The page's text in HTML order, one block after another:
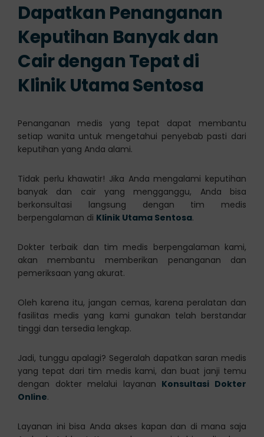
Dapatkan Penanganan
Keputihan Banyak dan
Cair dengan Tepat di
Klinik Utama Sentosa
Penanganan medis yang tepat dapat membantu
setiap wanita untuk mengetahui penyebab pasti dari
keputihan yang Anda alami.
Tidak perlu khawatir! Jika Anda mengalami keputihan
banyak dan cair yang mengganggu, Anda bisa
berkonsultasi langsung dengan tim medis
berpengalaman di Klinik Utama Sentosa.
Dokter terbaik dan tim medis berpengalaman kami,
akan membantu memberikan penanganan dan
pemeriksaan yang akurat.
Oleh karena itu, jangan cemas, karena peralatan dan
fasilitas medis yang kami gunakan telah berstandar
tinggi dan tersedia lengkap.
Jadi, tunggu apalagi? Segeralah dapatkan saran medis
yang tepat dari tim medis kami, dan buat janji temu
dengan dokter melalui layanan Konsultasi Dokter
Online.
Layanan ini bisa Anda akses kapan dan di mana saja